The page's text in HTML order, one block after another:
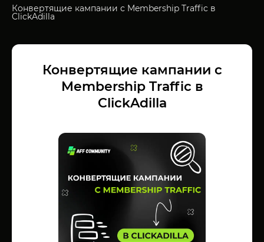
Конвертящие кампании с Membership Traffic в
ClickAdilla
Конвертящие кампании с
Membership Traffic в
ClickAdilla